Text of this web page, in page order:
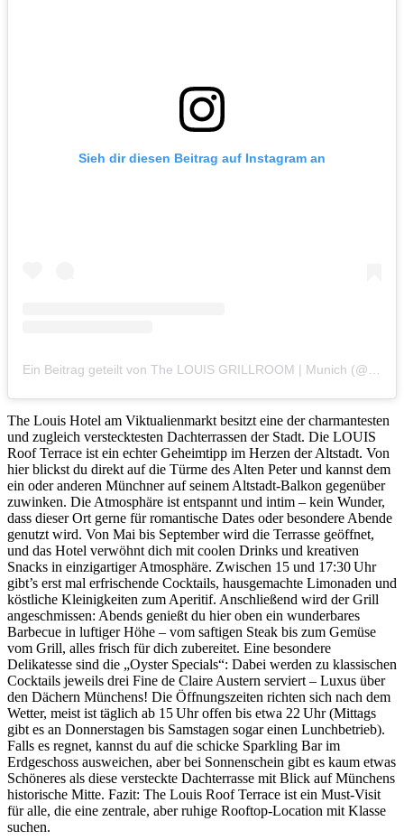
Sieh dir diesen Beitrag auf Instagram an
The Louis Hotel am Viktualienmarkt besitzt eine der charmantesten
und zugleich verstecktesten Dachterrassen der Stadt. Die LOUIS
Roof Terrace ist ein echter Geheimtipp im Herzen der Altstadt. Von
hier blickst du direkt auf die Türme des Alten Peter und kannst dem
ein oder anderen Münchner auf seinem Altstadt-Balkon gegenüber
zuwinken. Die Atmosphäre ist entspannt und intim – kein Wunder,
dass dieser Ort gerne für romantische Dates oder besondere Abende
genutzt wird. Von Mai bis September wird die Terrasse geöffnet,
und das Hotel verwöhnt dich mit coolen Drinks und kreativen
Snacks in einzigartiger Atmosphäre. Zwischen 15 und 17:30 Uhr
gibt’s erst mal erfrischende Cocktails, hausgemachte Limonaden und
köstliche Kleinigkeiten zum Aperitif. Anschließend wird der Grill
angeschmissen: Abends genießt du hier oben ein wunderbares
Barbecue in luftiger Höhe – vom saftigen Steak bis zum Gemüse
vom Grill, alles frisch für dich zubereitet. Eine besondere
Delikatesse sind die „Oyster Specials“: Dabei werden zu klassischen
Cocktails jeweils drei Fine de Claire Austern serviert – Luxus über
den Dächern Münchens! Die Öffnungszeiten richten sich nach dem
Wetter, meist ist täglich ab 15 Uhr offen bis etwa 22 Uhr (Mittags
gibt es an Donnerstagen bis Samstagen sogar einen Lunchbetrieb).
Falls es regnet, kannst du auf die schicke Sparkling Bar im
Erdgeschoss ausweichen, aber bei Sonnenschein gibt es kaum etwas
Schöneres als diese versteckte Dachterrasse mit Blick auf Münchens
historische Mitte. Fazit: The Louis Roof Terrace ist ein Must-Visit
für alle, die eine zentrale, aber ruhige Rooftop-Location mit Klasse
suchen.